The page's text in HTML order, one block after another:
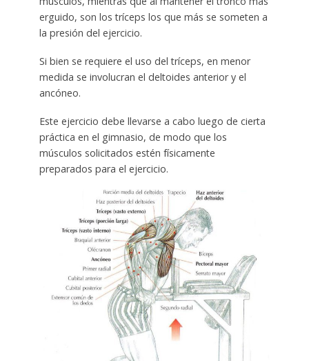
erguido, son los tríceps los que más se someten a
la presión del ejercicio.
Si bien se requiere el uso del tríceps, en menor
medida se involucran el deltoides anterior y el
ancóneo.
Este ejercicio debe llevarse a cabo luego de cierta
práctica en el gimnasio, de modo que los
músculos solicitados estén físicamente
preparados para el ejercicio.